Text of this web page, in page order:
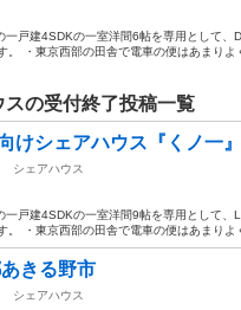
一戸建4SDKの一室洋間6帖を専用として、
。 ・東京西部の田舎で電車の便はあまりよ
の受付終了投稿一覧
けシェアハウス『くノ一
シェアハウス
一戸建4SDKの一室洋間9帖を専用として
。 ・東京西部の田舎で電車の便はあまりよ
きる野市
シェアハウス